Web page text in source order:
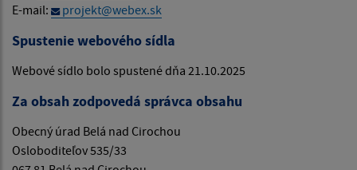
E-mail:
projekt@webex.sk
Spustenie webového sídla
Webové sídlo bolo spustené dňa 21.10.2025
Za obsah zodpovedá správca obsahu
Obecný úrad Belá nad Cirochou
Osloboditeľov 535/33